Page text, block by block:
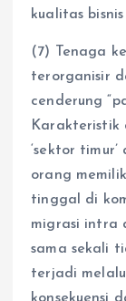
kualitas
(7) Tenaga
terorganisir
cenderung
Karakteristik
‘sektor
orang
tinggal di
migrasi intra
sama sekali
terjadi